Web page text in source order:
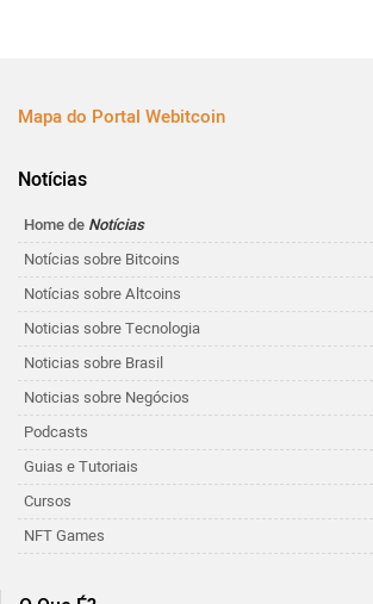
Mapa do Portal Webitcoin
Notícias
Home de Notícias
Notícias sobre Bitcoins
Notícias sobre Altcoins
Noticias sobre Tecnologia
Noticias sobre Brasil
Noticias sobre Negócios
Podcasts
Guias e Tutoriais
Cursos
NFT Games